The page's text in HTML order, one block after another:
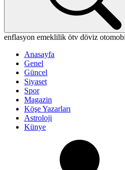
enflasyon emeklilik ötv döviz
Anasayfa
Genel
Güncel
Siyaset
Spor
Magazin
Köşe Yazarları
Astroloji
Künye